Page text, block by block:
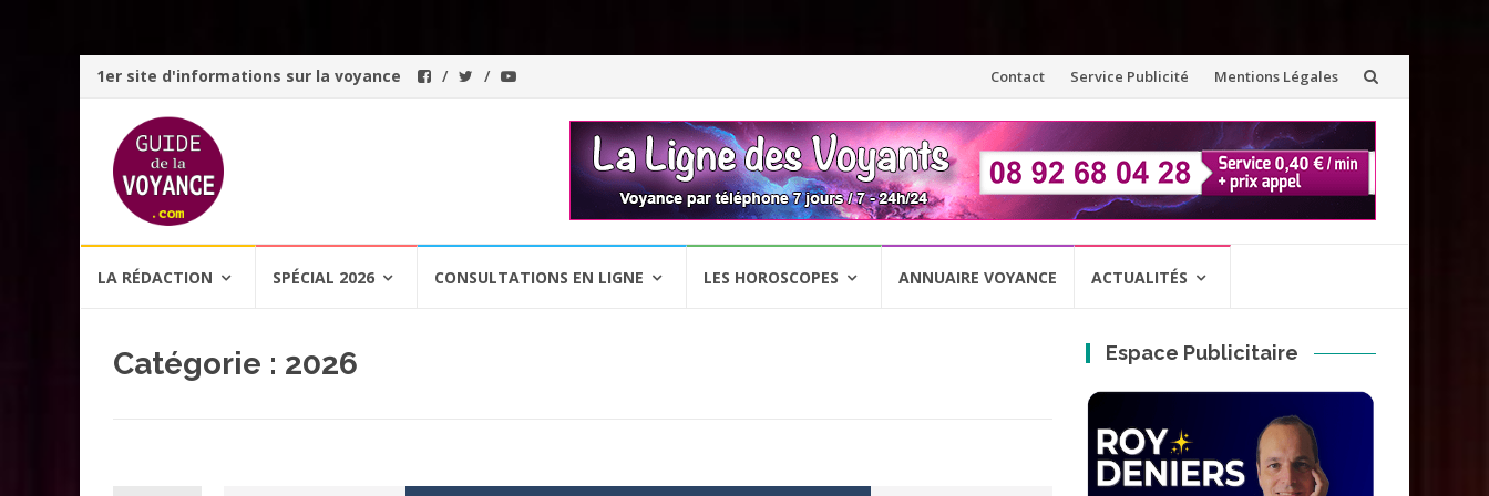
1er site d'informations sur la voyance Aller
au
contenu
Contact Service Publicité Mentions Légales
LA RÉDACTION SPÉCIAL 2026 CONSULTATIONS EN LIGNE LES HOROSCOPES ANNUAIRE VOYANCE ACTUALITÉS
Catégorie : 2026 Espace Publicitaire